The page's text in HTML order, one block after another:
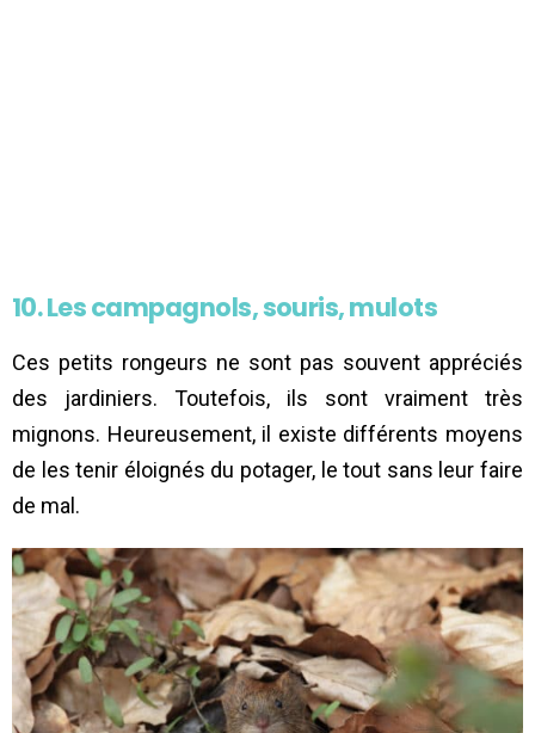
10. Les campagnols, souris, mulots
Ces petits rongeurs ne sont pas souvent appréciés
des jardiniers. Toutefois, ils sont vraiment très
mignons. Heureusement, il existe différents moyens
de les tenir éloignés du potager, le tout sans leur faire
de mal.